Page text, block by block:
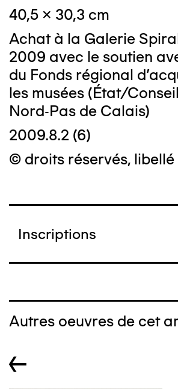
40,5 x 30,3 cm
Achat à la Galerie
2009 avec le soutien
du Fonds régional
les musées (État/
Nord-Pas de Calais)
2009.8.2 (6)
© droits réservés,
Inscriptions
Autres oeuvres de cet
←